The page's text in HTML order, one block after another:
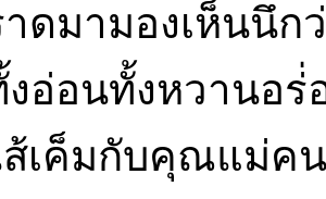
าดมามองเห็นนึ
อ่อนทั้งหวานอร่่
เค็มกับคุณแม่ค